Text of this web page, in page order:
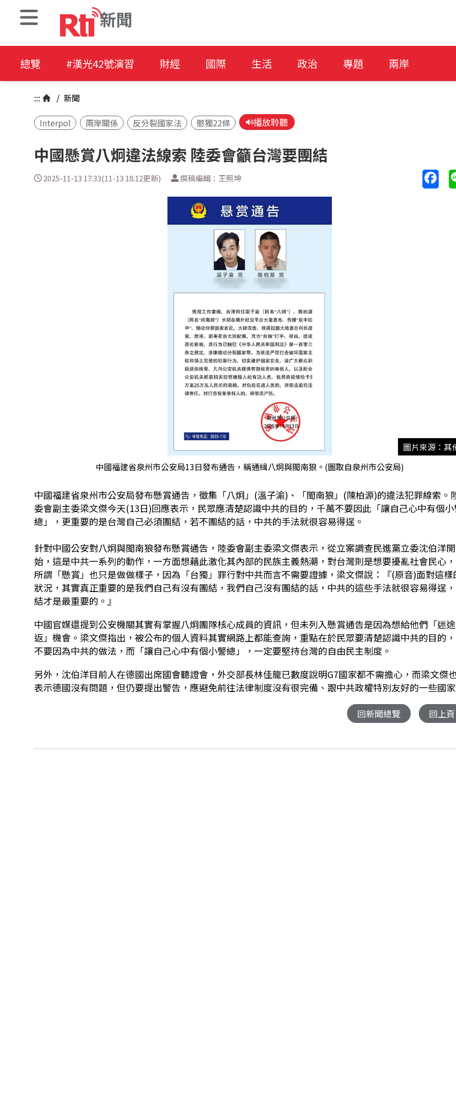
新聞
總覽 #漢光42號演習 財經 國際 生活 政治 專題 兩岸
::: / 新聞
Interpol 兩岸關係 反分裂國家法 懲獨22條 播放聆聽
中國懸賞八炯違法線索 陸委會籲台灣要團結
2025-11-13 17:33(11-13 18:12更新) 撰稿編輯：王照坤
圖片來源：其
中國福建省泉州市公安局13日發布通告，稱通緝八炯與閩南狼。(圖取自泉州市公安局)
中國福建省泉州市公安局發布懸賞通告，徵集「八炯」(溫子渝)、「閩南狼」(陳柏源)的違法犯罪線索。
委會副主委梁文傑今天(13日)回應表示，民眾應清楚認識中共的目的，千萬不要因此「讓自己心中有個
總」，更重要的是台灣自己必須團結，若不團結的話，中共的手法就很容易得逞。
針對中國公安對八炯與閩南狼發布懸賞通告，陸委會副主委梁文傑表示，從立案調查民進黨立委沈伯洋開
始，這是中共一系列的動作，一方面想藉此激化其內部的民族主義熱潮，對台灣則是想要擾亂社會民心
所謂「懸賞」也只是做做樣子，因為「台獨」罪行對中共而言不需要證據，梁文傑說：『(原音)面對這樣
狀況，其實真正重要的是我們自己有沒有團結，我們自己沒有團結的話，中共的這些手法就很容易得逞
結才是最重要的。』
中國官媒還提到公安機關其實有掌握八炯團隊核心成員的資訊，但未列入懸賞通告是因為想給他們「迷
返」機會。梁文傑指出，被公布的個人資料其實網路上都能查詢，重點在於民眾要清楚認識中共的目的
不要因為中共的做法，而「讓自己心中有個小警總」，一定要堅持台灣的自由民主制度。
另外，沈伯洋目前人在德國出席國會聽證會，外交部長林佳龍已數度說明G7國家都不需擔心，而梁文傑
表示德國沒有問題，但仍要提出警告，應避免前往法律制度沒有很完備、跟中共政權特別友好的一些國
回新聞總覽 回上頁